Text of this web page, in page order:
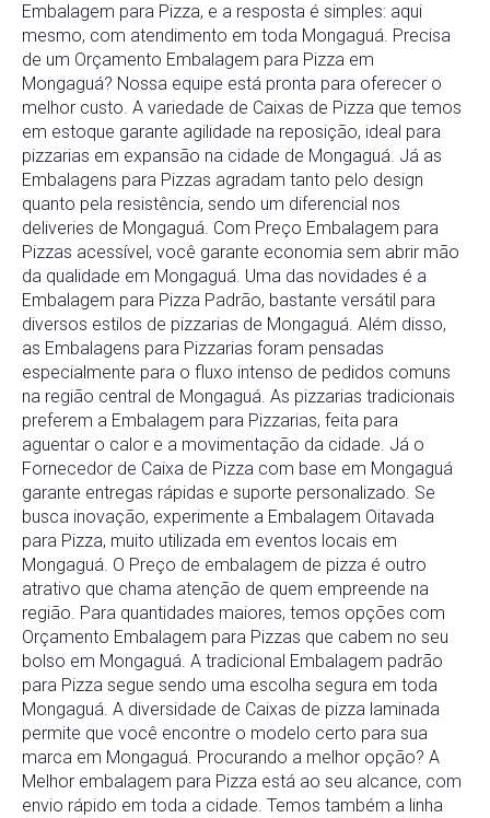
Embalagem para Pizza, e a resposta é simples: aqui
mesmo, com atendimento em toda Mongaguá. Precisa
de um Orçamento Embalagem para Pizza em
Mongaguá? Nossa equipe está pronta para oferecer o
melhor custo. A variedade de Caixas de Pizza que temos
em estoque garante agilidade na reposição, ideal para
pizzarias em expansão na cidade de Mongaguá. Já as
Embalagens para Pizzas agradam tanto pelo design
quanto pela resistência, sendo um diferencial nos
deliveries de Mongaguá. Com Preço Embalagem para
Pizzas acessível, você garante economia sem abrir mão
da qualidade em Mongaguá. Uma das novidades é a
Embalagem para Pizza Padrão, bastante versátil para
diversos estilos de pizzarias de Mongaguá. Além disso,
as Embalagens para Pizzarias foram pensadas
especialmente para o fluxo intenso de pedidos comuns
na região central de Mongaguá. As pizzarias tradicionais
preferem a Embalagem para Pizzarias, feita para
aguentar o calor e a movimentação da cidade. Já o
Fornecedor de Caixa de Pizza com base em Mongaguá
garante entregas rápidas e suporte personalizado. Se
busca inovação, experimente a Embalagem Oitavada
para Pizza, muito utilizada em eventos locais em
Mongaguá. O Preço de embalagem de pizza é outro
atrativo que chama atenção de quem empreende na
região. Para quantidades maiores, temos opções com
Orçamento Embalagem para Pizzas que cabem no seu
bolso em Mongaguá. A tradicional Embalagem padrão
para Pizza segue sendo uma escolha segura em toda
Mongaguá. A diversidade de Caixas de pizza laminada
permite que você encontre o modelo certo para sua
marca em Mongaguá. Procurando a melhor opção? A
Melhor embalagem para Pizza está ao seu alcance, com
envio rápido em toda a cidade. Temos também a linha